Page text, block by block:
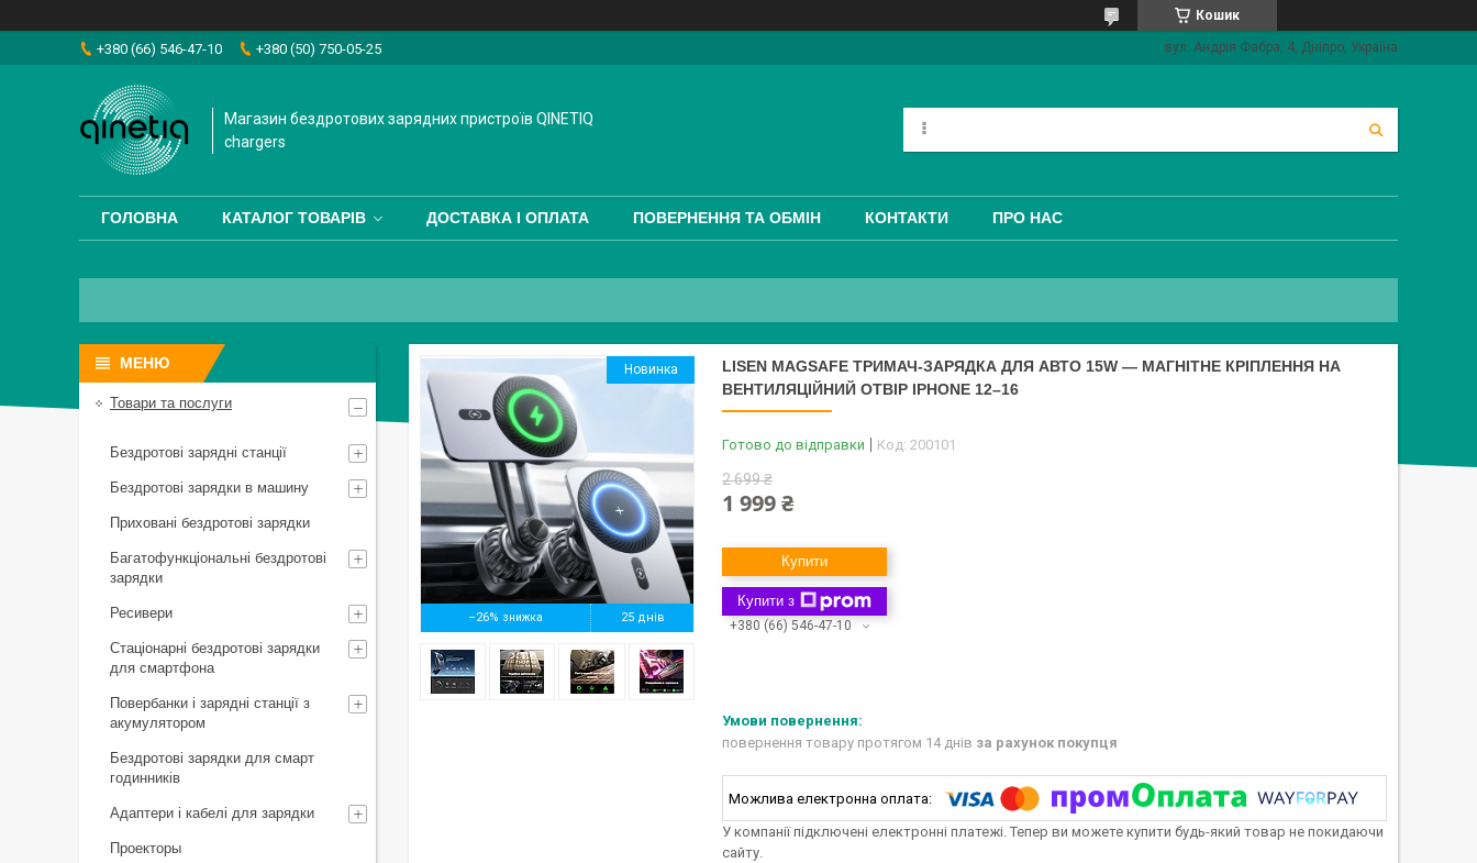
Кошик
+380 (66) 546-47-10 +380 (50) 750-05-25 вул. Андрія Фабра, 4, Дніпро, Україна
Магазин бездротових зарядних пристроїв QINETIQ
chargers
ГОЛОВНА КАТАЛОГ ТОВАРІВ ДОСТАВКА І ОПЛАТА ПОВЕРНЕННЯ ТА ОБМІН КОНТАКТИ ПРО НАС
–26% 25 днів
Новинка
LISEN MAGSAFE ТРИМАЧ-ЗАРЯДКА ДЛЯ АВТО 15W — МАГНІТНЕ КРІПЛЕННЯ НА
ВЕНТИЛЯЦІЙНИЙ ОТВІР IPHONE 12–16
Готово до відправки Код: 200101
2 699 ₴
1 999 ₴
Купити
Купити з
+380 (66) 546-47-10
повернення товару протягом 14 днів за рахунок покупця
У компанії підключені електронні платежі. Тепер ви можете купити будь-який товар не покидаючи
сайту.
Товари та послуги
Бездротові зарядні станції
Бездротові зарядки в машину
Приховані бездротові зарядки
Багатофункціональні бездротові
зарядки
Ресивери
Стаціонарні бездротові зарядки
для смартфона
Повербанки і зарядні станції з
акумулятором
Бездротові зарядки для смарт
годинників
Адаптери і кабелі для зарядки
Проекторы